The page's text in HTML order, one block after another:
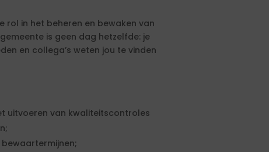
rol in het beheren en bewaken van
is geen dag hetzelfde: je
en collega’s weten jou te vinden
uitvoeren van kwaliteitscontroles